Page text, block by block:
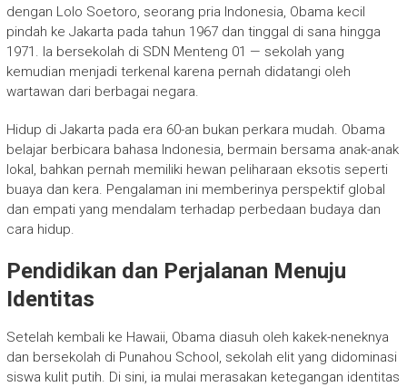
dengan Lolo Soetoro, seorang pria Indonesia, Obama kecil
pindah ke Jakarta pada tahun 1967 dan tinggal di sana hingga
1971. Ia bersekolah di SDN Menteng 01 — sekolah yang
kemudian menjadi terkenal karena pernah didatangi oleh
wartawan dari berbagai negara.
Hidup di Jakarta pada era 60-an bukan perkara mudah. Obama
belajar berbicara bahasa Indonesia, bermain bersama anak-anak
lokal, bahkan pernah memiliki hewan peliharaan eksotis seperti
buaya dan kera. Pengalaman ini memberinya perspektif global
dan empati yang mendalam terhadap perbedaan budaya dan
cara hidup.
Pendidikan dan Perjalanan Menuju
Identitas
Setelah kembali ke Hawaii, Obama diasuh oleh kakek-neneknya
dan bersekolah di Punahou School, sekolah elit yang didominasi
siswa kulit putih. Di sini, ia mulai merasakan ketegangan identitas